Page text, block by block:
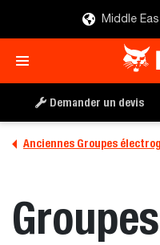
Middle
Demander un devis
Anciennes Groupes
Groupes